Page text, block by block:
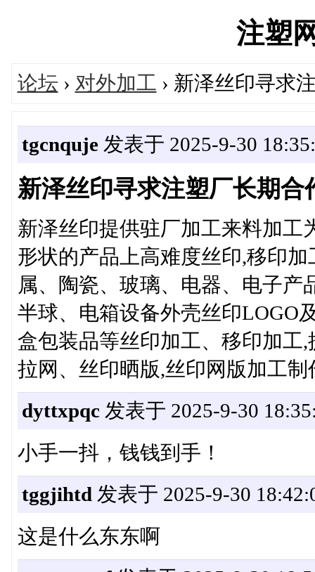
注塑
论坛 › 对外加工 › 新泽丝印寻求
tgcnquje发表于 2025-9-30
新泽丝印寻求注塑厂长期合
新泽丝印提供驻厂加工来料加工
形状的产品上高难度丝印,移印
属、陶瓷、玻璃、电器、电子
半球、电箱设备外壳丝印LOGO
盒包装品等丝印加工、移印加工
拉网、丝印晒版,丝印网版加工
dyttxpqc发表于 2025-9-30
小手一抖，钱钱到手！
tggjihtd 发表于 2025-9-30
这是什么东东啊